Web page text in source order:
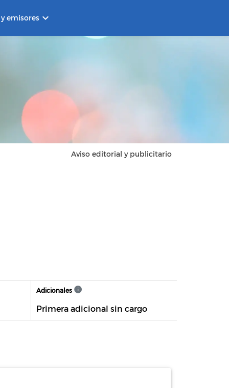
emisores keyboard_arrow_down
Aviso editorial y publicitario
Adicionales
Primera adicional sin cargo